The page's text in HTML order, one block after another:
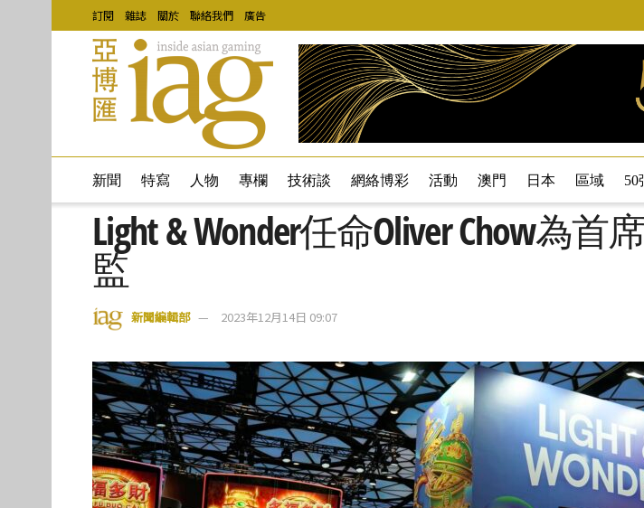
訂閱 雜誌 關於 聯絡我們 廣告
新聞 特寫 人物 專欄 技術談 網絡博彩 活動 澳門 日本 區域 50
Light & Wonder任命Oliver Chow為首
監
新聞編輯部 2023年12月14日 09:07